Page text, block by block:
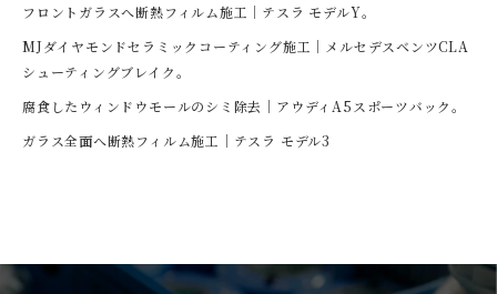
フロントガラスへ断熱フィルム施工｜テスラ モデルY。
MJダイヤモンドセラミックコーティング施工｜メルセデスベンツCLA
シューティングブレイク。
腐食したウィンドウモールのシミ除去｜アウディA5スポーツバック。
ガラス全面へ断熱フィルム施工｜テスラ モデル3